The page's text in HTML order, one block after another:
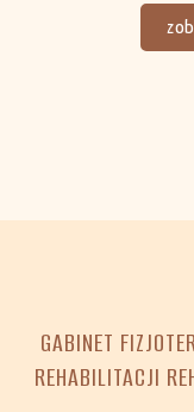
GABINET
REHABILITACJI